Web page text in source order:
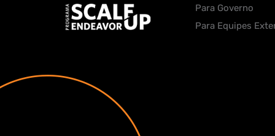
Para Governo
Para Equipes